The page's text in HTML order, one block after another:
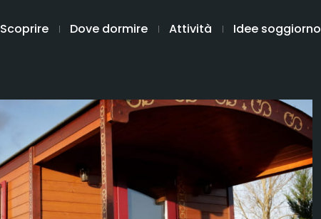
Scoprire Dove dormire Attività Idee soggiorno